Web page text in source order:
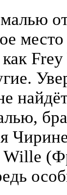
Wille